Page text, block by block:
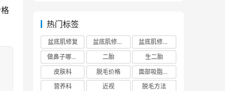
热门标签
盆底肌修复 盆底肌修复医院排行榜
盆底肌修复多少钱
做鼻子哪个正规医院比较出名
二胎
生二胎
皮肤科
脱毛价格
面部吸脂费用
营养科
近视
脱毛方法